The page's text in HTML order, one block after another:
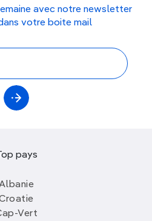
avec notre newsletter
votre boite mail
pays
Vert